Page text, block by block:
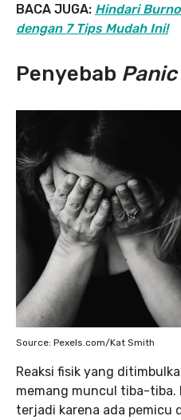
BACA JUGA: Hindari
dengan 7 Tips Mudah Ini!
Penyebab
Source: Pexels.com/Kat Smith
Reaksi fisik yang
memang muncul tiba-tiba.
terjadi karena ada pemicu